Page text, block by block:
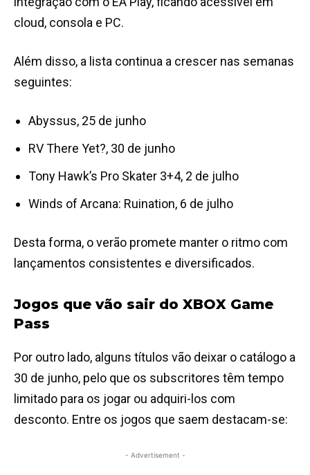
cloud, consola e PC.
Além disso, a lista continua a crescer nas semanas
seguintes:
Abyssus, 25 de junho
RV There Yet?, 30 de junho
Tony Hawk’s Pro Skater 3+4, 2 de julho
Winds of Arcana: Ruination, 6 de julho
Desta forma, o verão promete manter o ritmo com
lançamentos consistentes e diversificados.
Jogos que vão sair do XBOX Game
Pass
Por outro lado, alguns títulos vão deixar o catálogo a
30 de junho, pelo que os subscritores têm tempo
limitado para os jogar ou adquiri-los com
desconto. Entre os jogos que saem destacam-se:
- Advertisement -